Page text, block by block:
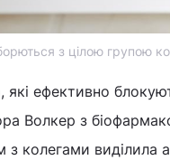
з цілою групою
які ефективно
Волкер з
колегами виділила